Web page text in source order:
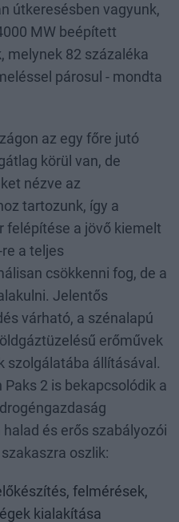
útkeresésben vagyunk,
MW beépített
melynek 82 százaléka
párosul - mondta
az egy főre jutó
körül van, de
nézve az
tartozunk, így a
felépítése a jövő kiemelt
a teljes
csökkenni fog, de a
Jelentős
várható, a szénalapú
erőművek
szolgálatába állításával.
2 is bekapcsolódik a
és erős szabályozói
oszlik:
felmérések,
kialakítása